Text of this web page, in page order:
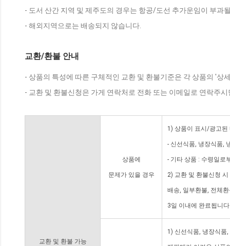
- 도서 산간 지역 및 제주도의 경우는 항공/도선 추가운임이 부과
- 해외지역으로는 배송되지 않습니다.
교환/환불 안내
- 상품의 특성에 따른 구체적인 교환 및 환불기준은 각 상품의 '상
- 교환 및 환불신청은 가게 연락처로 전화 또는 이메일로 연락주
교환 및 환불 가능
상품에
문제가 있을 경우
1) 상품이 표시/광고된
- 신선식품, 냉장식품,
- 기타 상품 : 수령일로
2) 교환 및 환불신청
배송, 일부환불, 전체
3일 이내에 완료됩니
1) 신선식품, 냉장식품